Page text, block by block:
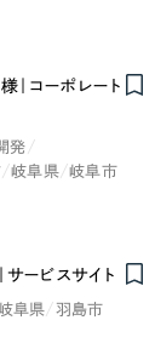
｜コーポレート
発
岐阜県 岐阜市
ービスサイト
阜県 羽島市